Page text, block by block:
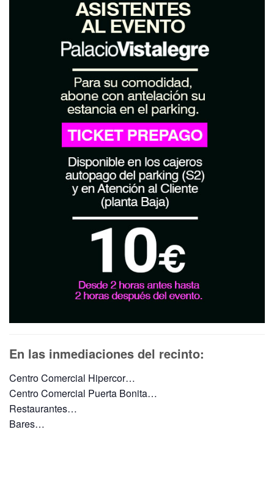
En las inmediaciones del recinto:
Centro Comercial Hipercor…
Centro Comercial Puerta Bonita…
Restaurantes…
Bares…